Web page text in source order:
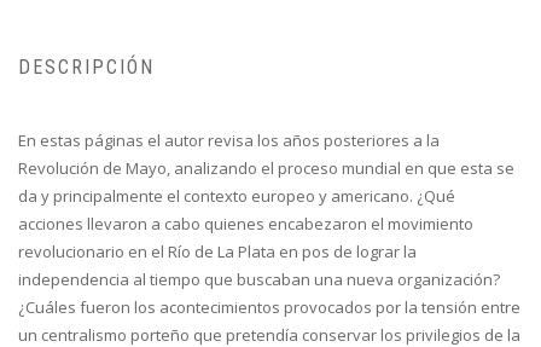
DESCRIPCIÓN
En estas páginas el autor revisa los años posteriores a la
Revolución de Mayo, analizando el proceso mundial en que esta se
da y principalmente el contexto europeo y americano. ¿Qué
acciones llevaron a cabo quienes encabezaron el movimiento
revolucionario en el Río de La Plata en pos de lograr la
independencia al tiempo que buscaban una nueva organización?
¿Cuáles fueron los acontecimientos provocados por la tensión entre
un centralismo porteño que pretendía conservar los privilegios de la